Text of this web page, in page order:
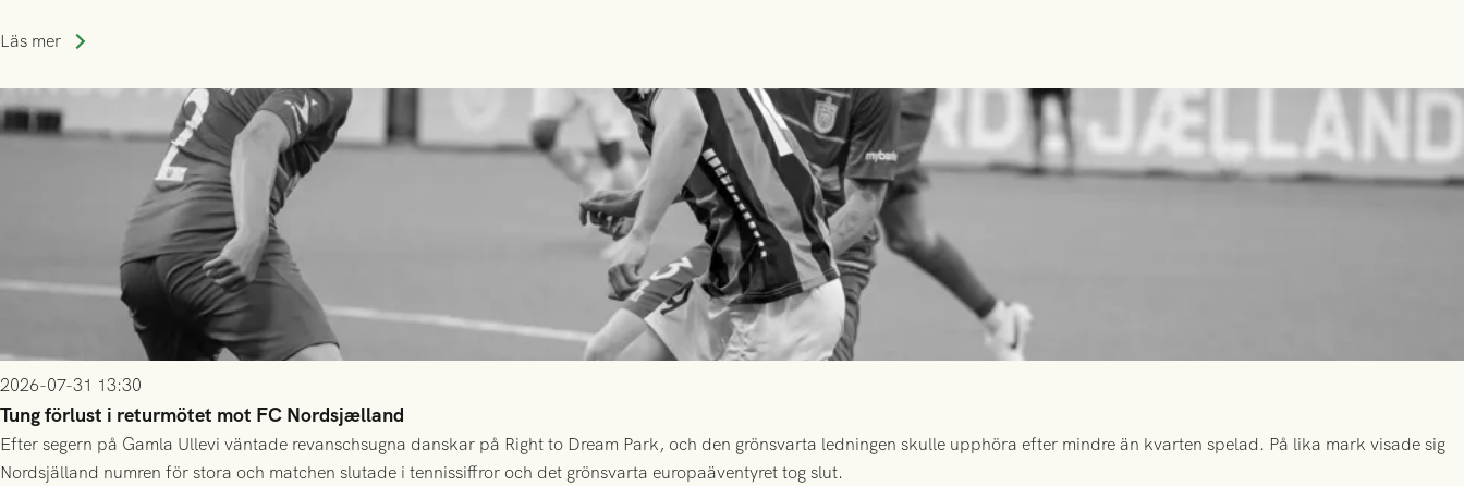
Läs mer
2026-07-31 13:30
Tung förlust i returmötet mot FC Nordsjælland
Efter segern på Gamla Ullevi väntade revanschsugna danskar på Right to Dream Park, och den grönsvarta ledningen skulle upphöra efter mindre än kvarten spelad. På lika mark visade sig
Nordsjälland numren för stora och matchen slutade i tennissiffror och det grönsvarta europaäventyret tog slut.